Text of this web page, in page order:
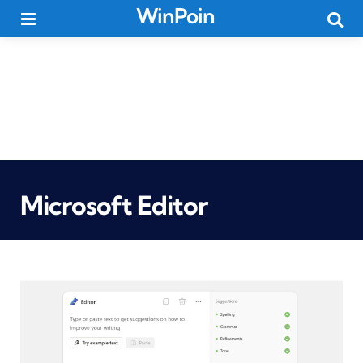
WinPoin
Microsoft Editor